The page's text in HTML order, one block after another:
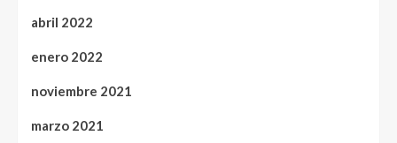
abril 2022
enero 2022
noviembre 2021
marzo 2021